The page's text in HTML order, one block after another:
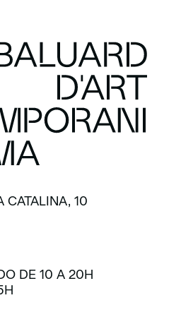
CATALINA, 10
DE 10 A 20H